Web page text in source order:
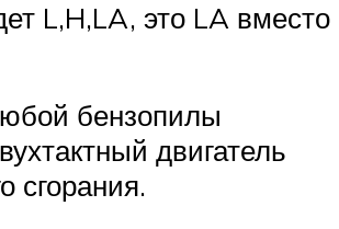
L,H,LA, это LA вместо
бензопилы
двигатель
сгорания.